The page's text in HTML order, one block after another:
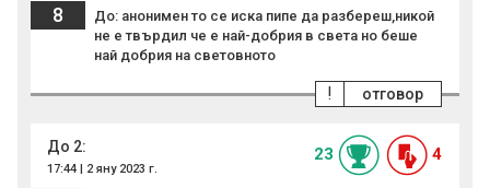
8
До: анонимен то се иска пипе да разбереш,никой
не е твърдил че е най-добрия в света но беше
най добрия на световното
отговор
!
До 2:
17:44 | 2 яну 2023 г.
23 4